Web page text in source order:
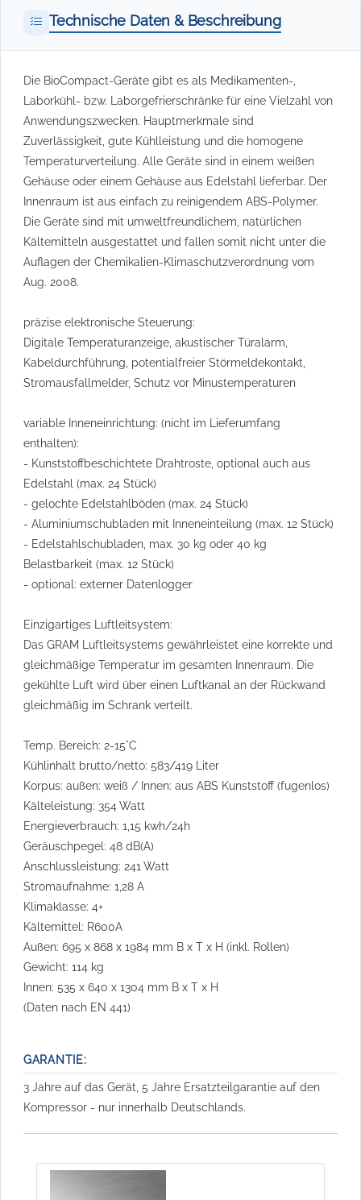
Technische Daten & Beschreibung
Die BioCompact-Geräte gibt es als Medikamenten-,
Laborkühl- bzw. Laborgefrierschränke für eine Vielzahl von
Anwendungszwecken. Hauptmerkmale sind
Zuverlässigkeit, gute Kühlleistung und die homogene
Temperaturverteilung. Alle Geräte sind in einem weißen
Gehäuse oder einem Gehäuse aus Edelstahl lieferbar. Der
Innenraum ist aus einfach zu reinigendem ABS-Polymer.
Die Geräte sind mit umweltfreundlichem, natürlichen
Kältemitteln ausgestattet und fallen somit nicht unter die
Auflagen der Chemikalien-Klimaschutzverordnung vom
Aug. 2008.
präzise elektronische Steuerung:
Digitale Temperaturanzeige, akustischer Türalarm,
Kabeldurchführung, potentialfreier Störmeldekontakt,
Stromausfallmelder, Schutz vor Minustemperaturen
variable Inneneinrichtung: (nicht im Lieferumfang
enthalten):
- Kunststoffbeschichtete Drahtroste, optional auch aus
Edelstahl (max. 24 Stück)
- gelochte Edelstahlböden (max. 24 Stück)
- Aluminiumschubladen mit Inneneinteilung (max. 12 Stück)
- Edelstahlschubladen, max. 30 kg oder 40 kg
Belastbarkeit (max. 12 Stück)
- optional: externer Datenlogger
Einzigartiges Luftleitsystem:
Das GRAM Luftleitsystems gewährleistet eine korrekte und
gleichmäßige Temperatur im gesamten Innenraum. Die
gekühlte Luft wird über einen Luftkanal an der Rückwand
gleichmäßig im Schrank verteilt.
Temp. Bereich: 2-15°C
Kühlinhalt brutto/netto: 583/419 Liter
Korpus: außen: weiß / Innen: aus ABS Kunststoff (fugenlos)
Kälteleistung: 354 Watt
Energieverbrauch: 1,15 kwh/24h
Geräuschpegel: 48 dB(A)
Anschlussleistung: 241 Watt
Stromaufnahme: 1,28 A
Klimaklasse: 4+
Kältemittel: R600A
Außen: 695 x 868 x 1984 mm B x T x H (inkl. Rollen)
Gewicht: 114 kg
Innen: 535 x 640 x 1304 mm B x T x H
(Daten nach EN 441)
GARANTIE:
3 Jahre auf das Gerät, 5 Jahre Ersatzteilgarantie auf den
Kompressor - nur innerhalb Deutschlands.